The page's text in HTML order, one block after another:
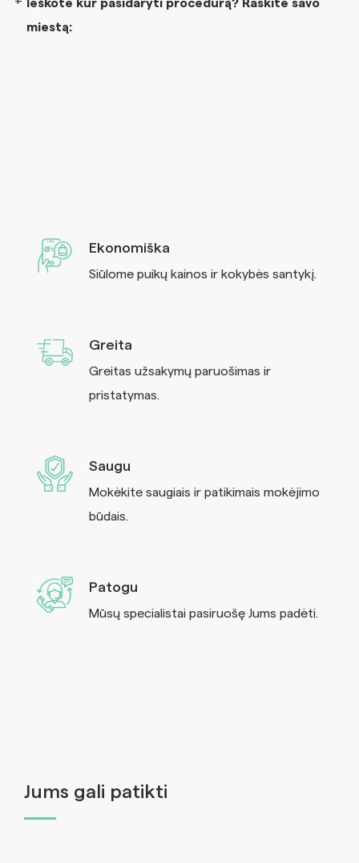
Ieškote kur pasidaryti procedūrą? Raskite savo
miestą:
Ekonomiška
Siūlome puikų kainos ir kokybės santykį.
Greita
Greitas užsakymų paruošimas ir
pristatymas.
Saugu
Mokėkite saugiais ir patikimais mokėjimo
būdais.
Patogu
Mūsų specialistai pasiruošę Jums padėti.
Jums gali patikti